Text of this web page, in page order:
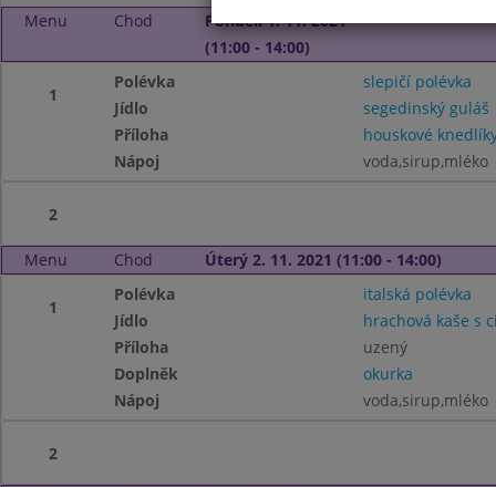
Menu Chod
Pondělí 1. 11. 2021
(11:00 - 14:00)
1
Polévka
slepičí polévka
Jídlo
segedinský guláš
Příloha
houskové
Nápoj
voda,sirup,mléko
2
Menu Chod Úterý 2. 11. 2021 (11:00 - 14:00)
1
Polévka
italská polévka
Jídlo
hrachová kaše s
Příloha
uzený
Doplněk
okurka
Nápoj
voda,sirup,mléko
2